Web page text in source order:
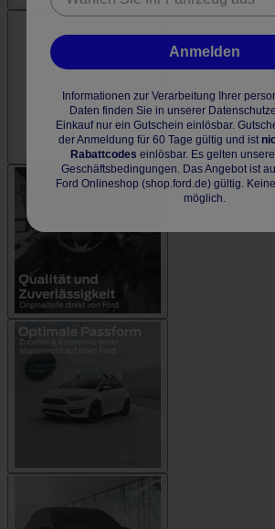
Anmelden
Informationen zur Verarbeitung Ihrer
Daten finden Sie in unserer
Einkauf nur ein Gutschein einlösbar.
der Anmeldung für 60 Tage gültig und ist
Rabattcodes einlösbar. Es gelten
Geschäftsbedingungen. Das Angebot ist
Ford Onlineshop (shop.ford.de) gültig.
möglich.